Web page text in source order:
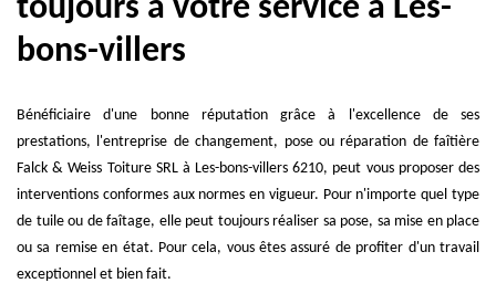
toujours à votre service à Les-
bons-villers
Bénéficiaire d'une bonne réputation grâce à l'excellence de ses
prestations, l'entreprise de changement, pose ou réparation de faîtière
Falck & Weiss Toiture SRL à Les-bons-villers 6210, peut vous proposer des
interventions conformes aux normes en vigueur. Pour n'importe quel type
de tuile ou de faîtage, elle peut toujours réaliser sa pose, sa mise en place
ou sa remise en état. Pour cela, vous êtes assuré de profiter d'un travail
exceptionnel et bien fait.